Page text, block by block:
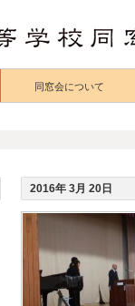
同窓会について
2016年 3月 20日